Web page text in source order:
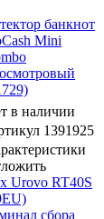
банкнот
Mini
в наличии
1391925
Urovo RT40S
сбора